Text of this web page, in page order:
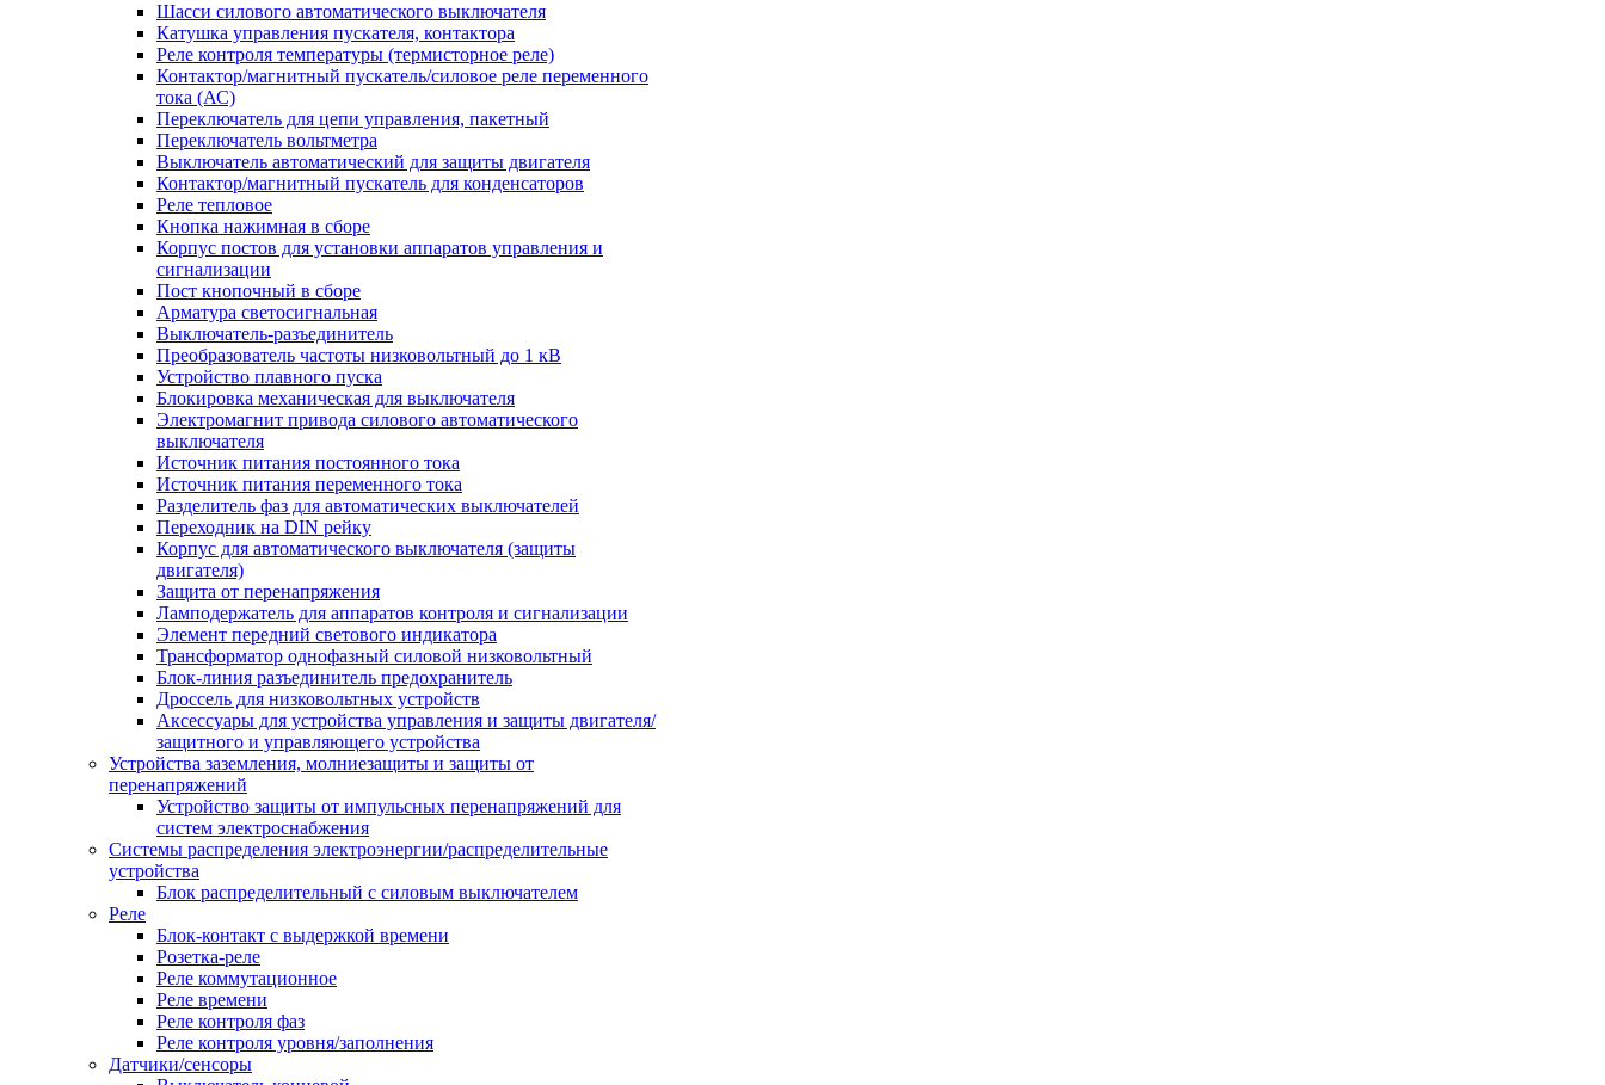
Шасси силового автоматического выключателя
Катушка управления пускателя, контактора
Реле контроля температуры (термисторное реле)
Контактор/магнитный пускатель/силовое реле переменного
тока (АС)
Переключатель для цепи управления, пакетный
Переключатель вольтметра
Выключатель автоматический для защиты двигателя
Контактор/магнитный пускатель для конденсаторов
Реле тепловое
Кнопка нажимная в сборе
Корпус постов для установки аппаратов управления и
сигнализации
Пост кнопочный в сборе
Арматура светосигнальная
Выключатель-разъединитель
Преобразователь частоты низковольтный до 1 кВ
Устройство плавного пуска
Блокировка механическая для выключателя
Электромагнит привода силового автоматического
выключателя
Источник питания постоянного тока
Источник питания переменного тока
Разделитель фаз для автоматических выключателей
Переходник на DIN рейку
Корпус для автоматического выключателя (защиты
двигателя)
Защита от перенапряжения
Ламподержатель для аппаратов контроля и сигнализации
Элемент передний светового индикатора
Трансформатор однофазный силовой низковольтный
Блок-линия разъединитель предохранитель
Дроссель для низковольтных устройств
Аксессуары для устройства управления и защиты двигателя/
защитного и управляющего устройства
Устройства заземления, молниезащиты и защиты от
перенапряжений
Устройство защиты от импульсных перенапряжений для
систем электроснабжения
Системы распределения электроэнергии/распределительные
устройства
Блок распределительный с силовым выключателем
Реле
Блок-контакт с выдержкой времени
Розетка-реле
Реле коммутационное
Реле времени
Реле контроля фаз
Реле контроля уровня/заполнения
Датчики/сенсоры